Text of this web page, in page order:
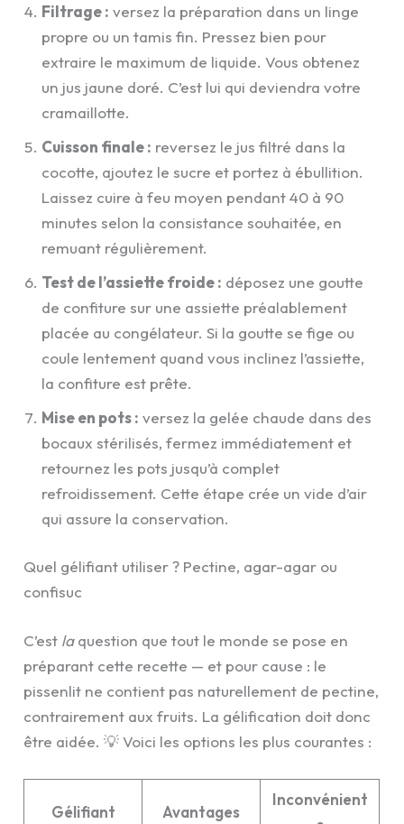
Filtrage : versez la préparation dans un linge
propre ou un tamis fin. Pressez bien pour
extraire le maximum de liquide. Vous obtenez
un jus jaune doré. C’est lui qui deviendra votre
cramaillotte.
Cuisson finale : reversez le jus filtré dans la
cocotte, ajoutez le sucre et portez à ébullition.
Laissez cuire à feu moyen pendant 40 à 90
minutes selon la consistance souhaitée, en
remuant régulièrement.
Test de l’assiette froide : déposez une goutte
de confiture sur une assiette préalablement
placée au congélateur. Si la goutte se fige ou
coule lentement quand vous inclinez l’assiette,
la confiture est prête.
Mise en pots : versez la gelée chaude dans des
bocaux stérilisés, fermez immédiatement et
retournez les pots jusqu’à complet
refroidissement. Cette étape crée un vide d’air
qui assure la conservation.
Quel gélifiant utiliser ? Pectine, agar-agar ou
confisuc
C’est laquestion que tout le monde se pose en
préparant cette recette — et pour cause : le
pissenlit ne contient pas naturellement de pectine,
contrairement aux fruits. La gélification doit donc
être aidée. 💡 Voici les options les plus courantes :
Gélifiant Avantages
Inconvénient